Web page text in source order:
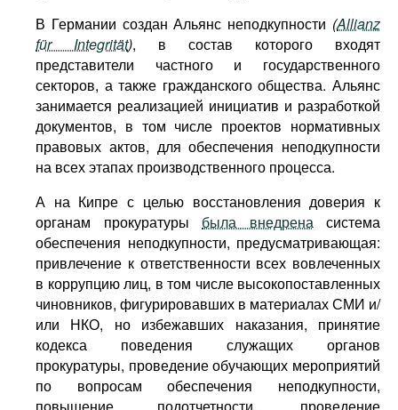
В Германии создан Альянс неподкупности (Allianz
für Integrität), в состав которого входят
представители частного и государственного
секторов, а также гражданского общества. Альянс
занимается реализацией инициатив и разработкой
документов, в том числе проектов нормативных
правовых актов, для обеспечения неподкупности
на всех этапах производственного процесса.
А на Кипре с целью восстановления доверия к
органам прокуратуры была внедренасистема
обеспечения неподкупности, предусматривающая:
привлечение к ответственности всех вовлеченных
в коррупцию лиц, в том числе высокопоставленных
чиновников, фигурировавших в материалах СМИ и/
или НКО, но избежавших наказания, принятие
кодекса поведения служащих органов
прокуратуры, проведение обучающих мероприятий
по вопросам обеспечения неподкупности,